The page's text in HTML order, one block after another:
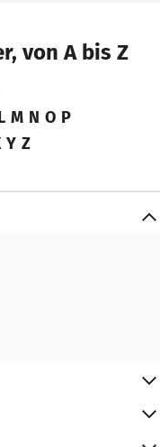
von A bis Z
M N O P
Y Z